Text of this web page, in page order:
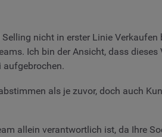
nicht in erster Linie
Ich bin der Ansicht, dass
aufgebrochen.
als je zuvor, doch auch
allein verantwortlich ist, da Ihre